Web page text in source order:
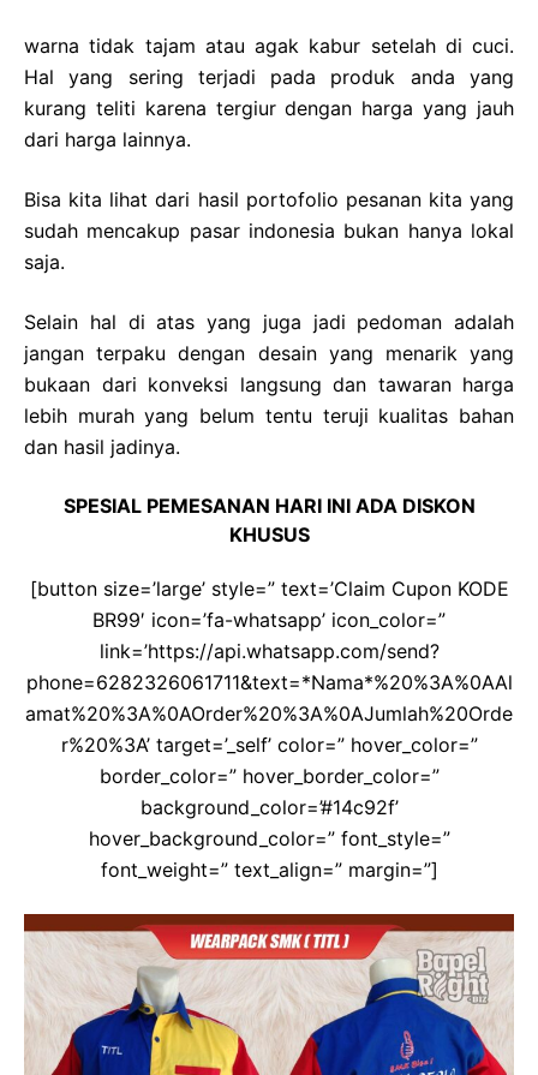
warna tidak tajam atau agak kabur setelah di cuci.
Hal yang sering terjadi pada produk anda yang
kurang teliti karena tergiur dengan harga yang jauh
dari harga lainnya.
Bisa kita lihat dari hasil portofolio pesanan kita yang
sudah mencakup pasar indonesia bukan hanya lokal
saja.
Selain hal di atas yang juga jadi pedoman adalah
jangan terpaku dengan desain yang menarik yang
bukaan dari konveksi langsung dan tawaran harga
lebih murah yang belum tentu teruji kualitas bahan
dan hasil jadinya.
SPESIAL PEMESANAN HARI INI ADA DISKON
KHUSUS
[button size=’large’ style=” text=’Claim Cupon KODE
BR99′ icon=’fa-whatsapp’ icon_color=”
link=’https://api.whatsapp.com/send?
phone=6282326061711&text=*Nama*%20%3A%0AAl
amat%20%3A%0AOrder%20%3A%0AJumlah%20Orde
r%20%3A’ target=’_self’ color=” hover_color=”
border_color=” hover_border_color=”
background_color=’#14c92f’
hover_background_color=” font_style=”
font_weight=” text_align=” margin=”]